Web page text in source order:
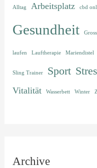
Alltag Arbeitsplatz cbd
Gesundheit
laufen Lauftherapie Mariendistel
Sling Trainer Sport
Vitalität Wasserbett Winter
Archive